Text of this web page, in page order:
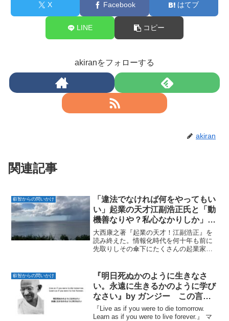
X Facebook はてブ
LINE コピー
akiranをフォローする
akiran
関連記事
叡智からの問いかけ
「違法でなければ何をやってもい
い」起業の天才江副浩正氏と「動
機善なりや？私心なかりしか」と
自らに問い続けた稲盛和夫氏
大西康之著『起業の天才！江副浩正』を
読み終えた。情報化時代を何十年も前に
先取りしその傘下にたくさんの起業家を
た稲盛和夫氏。この二人の人生の交差点
と二人の人生を導いたそれ...
叡智からの問いかけ
『明日死ぬかのように生きなさ
い。永遠に生きるかのように学び
なさい』by ガンジー この言葉
にどう向き合う？
『Live as if you were to die tomorrow.
Learn as if you were to live forever.』 マ